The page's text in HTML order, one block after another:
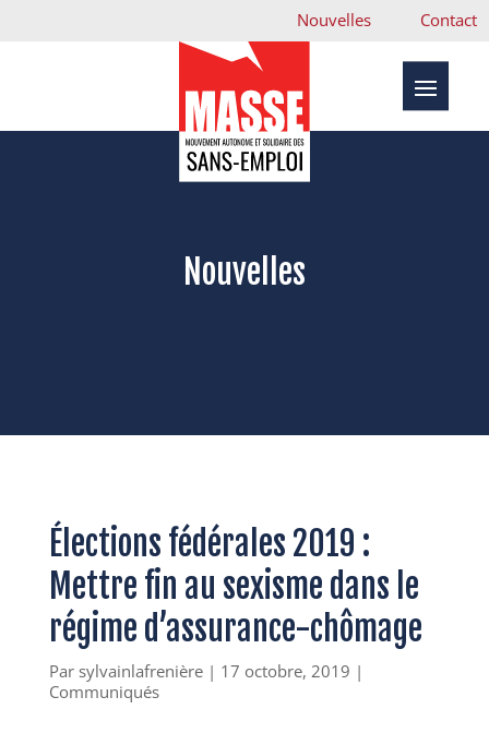
Nouvelles Contact
Nouvelles
Élections fédérales 2019 :
Mettre fin au sexisme dans le
régime d’assurance-chômage
Par sylvainlafrenière| 17 octobre, 2019 |
Communiqués